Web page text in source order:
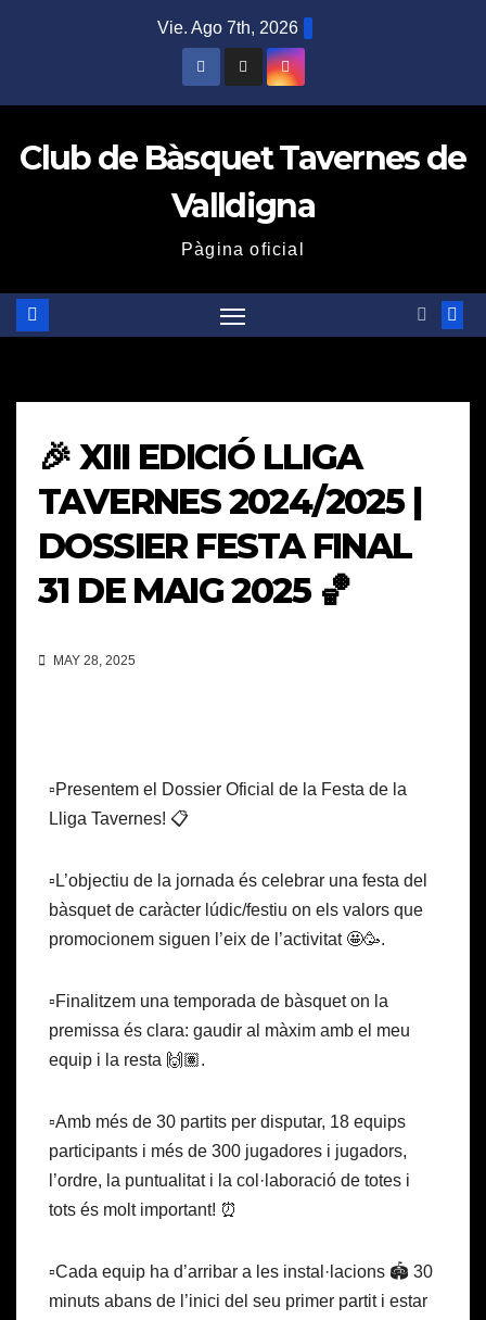
Vie. Ago 7th, 2026
Club de Bàsquet Tavernes de
Valldigna
Pàgina oficial
🎉 XIII EDICIÓ LLIGA
TAVERNES 2024/2025 |
DOSSIER FESTA FINAL
31 DE MAIG 2025 🏀
MAY 28, 2025
▫️Presentem el Dossier Oficial de la Festa de la
Lliga Tavernes! 📋
▫️L’objectiu de la jornada és celebrar una festa del
bàsquet de caràcter lúdic/festiu on els valors que
promocionem siguen l’eix de l’activitat 🤩🥳.
▫️Finalitzem una temporada de bàsquet on la
premissa és clara: gaudir al màxim amb el meu
equip i la resta 🙌🏽.
▫️Amb més de 30 partits per disputar, 18 equips
participants i més de 300 jugadores i jugadors,
l’ordre, la puntualitat i la col·laboració de totes i
tots és molt important! ⏰
▫️Cada equip ha d’arribar a les instal·lacions 🏟️ 30
minuts abans de l’inici del seu primer partit i estar